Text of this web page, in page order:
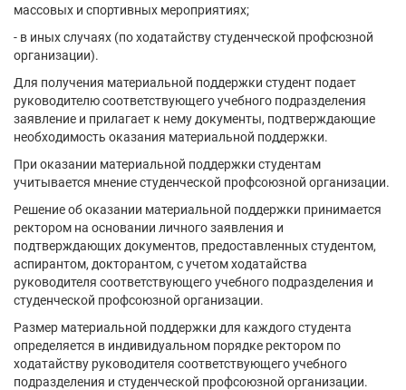
массовых и спортивных мероприятиях;
- в иных случаях (по ходатайству студенческой профсюзной
организации).
Для получения материальной поддержки студент подает
руководителю соответствующего учебного подразделения
заявление и прилагает к нему документы, подтверждающие
необходимость оказания материальной поддержки.
При оказании материальной поддержки студентам
учитывается мнение студенческой профсоюзной организации.
Решение об оказании материальной поддержки принимается
ректором на основании личного заявления и
подтверждающих документов, предоставленных студентом,
аспирантом, докторантом, с учетом ходатайства
руководителя соответствующего учебного подразделения и
студенческой профсоюзной организации.
Размер материальной поддержки для каждого студента
определяется в индивидуальном порядке ректором по
ходатайству руководителя соответствующего учебного
подразделения и студенческой профсоюзной организации.